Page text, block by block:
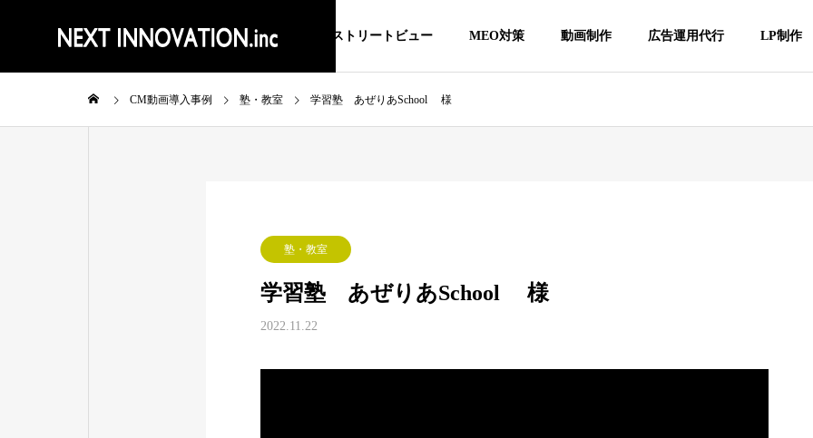
ストリートビュー MEO対策 動画制作 広告運用代行 LP制作
CM動画導入事例 塾・教室 学習塾 あぜりあSchool 様
塾・教室
学習塾 あぜりあSchool 様
2022.11.22